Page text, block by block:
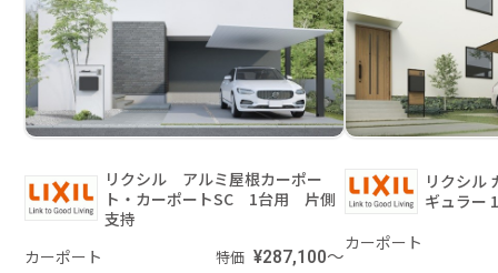
リクシル アルミ屋根カーポー
ト・カーポートSC 1台用 片側
支持
カーポート
特価 ¥287,100～
リクシル
ギュラー
カーポート